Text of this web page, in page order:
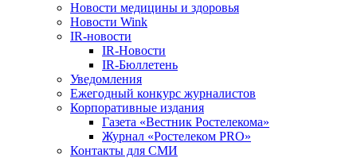
Новости медицины и здоровья
Новости Wink
IR-новости
IR-Новости
IR-Бюллетень
Уведомления
Ежегодный конкурс журналистов
Корпоративные издания
Газета «Вестник Ростелекома»
Журнал «Ростелеком PRO»
Контакты для СМИ